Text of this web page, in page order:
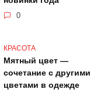
0
КРАСОТА
Мятный цвет —
сочетание с другими
цветами в одежде